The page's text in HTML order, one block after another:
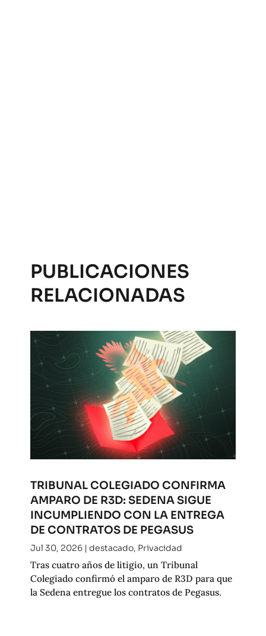
PUBLICACIONES
RELACIONADAS
TRIBUNAL COLEGIADO CONFIRMA
AMPARO DE R3D: SEDENA SIGUE
INCUMPLIENDO CON LA ENTREGA
DE CONTRATOS DE PEGASUS
Jul 30, 2026| destacado, Privacidad
Tras cuatro años de litigio, un Tribunal
Colegiado confirmó el amparo de R3D para que
la Sedena entregue los contratos de Pegasus.